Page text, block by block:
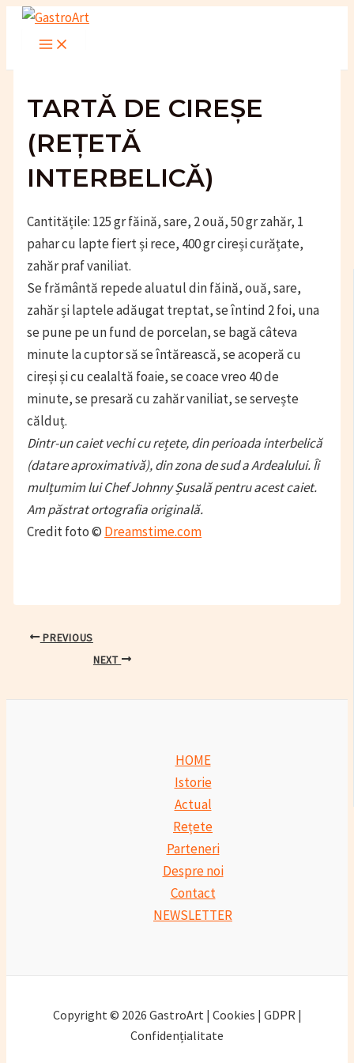
Skip
Main
TARTĂ DE CIREȘE
(REȚETĂ
INTERBELICĂ)
Cantitățile: 125 gr făină, sare, 2 ouă, 50 gr zahăr, 1
pahar cu lapte fiert și rece, 400 gr cireși curățate,
zahăr praf vaniliat.
Se frământă repede aluatul din făină, ouă, sare,
zahăr și laptele adăugat treptat, se întind 2 foi, una
se pune pe un fund de porcelan, se bagă câteva
minute la cuptor să se întărească, se acoperă cu
cireși și cu cealaltă foaie, se coace vreo 40 de
minute, se presară cu zahăr vaniliat, se servește
călduț.
Dintr-un caiet vechi cu rețete, din perioada interbelică
(datare aproximativă), din zona de sud a Ardealului. Îi
mulțumim lui Chef Johnny Șusală pentru acest caiet.
Am păstrat ortografia originală.
Credit foto © Dreamstime.com
PostPREVIOUS
NEXT
HOME
Istorie
Actual
Rețete
Parteneri
Despre noi
Contact
NEWSLETTER
Copyright © 2026 GastroArt | Cookies | GDPR |
Confidențialitate